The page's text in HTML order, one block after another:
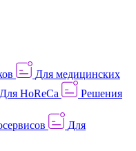
Для медицинских
Для HoReCa
Решения
Для